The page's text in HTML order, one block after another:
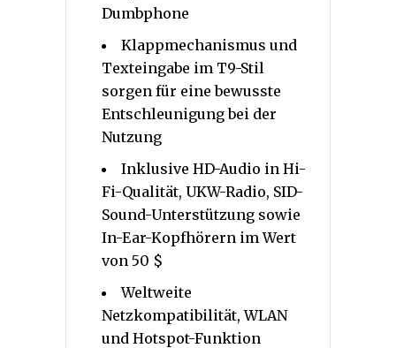
Dumbphone
Klappmechanismus und
Texteingabe im T9-Stil
sorgen für eine bewusste
Entschleunigung bei der
Nutzung
Inklusive HD-Audio in Hi-
Fi-Qualität, UKW-Radio, SID-
Sound-Unterstützung sowie
In-Ear-Kopfhörern im Wert
von 50 $
Weltweite
Netzkompatibilität, WLAN
und Hotspot-Funktion